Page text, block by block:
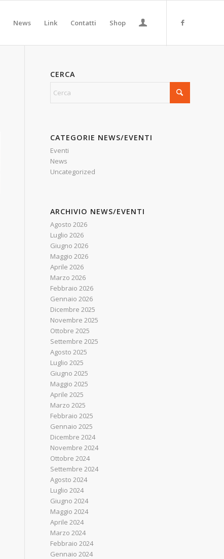
News Link Contatti Shop
CERCA
CATEGORIE NEWS/EVENTI
Eventi
News
Uncategorized
ARCHIVIO NEWS/EVENTI
Agosto 2026
Luglio 2026
Giugno 2026
Maggio 2026
Aprile 2026
Marzo 2026
Febbraio 2026
Gennaio 2026
Dicembre 2025
Novembre 2025
Ottobre 2025
Settembre 2025
Agosto 2025
Luglio 2025
Giugno 2025
Maggio 2025
Aprile 2025
Marzo 2025
Febbraio 2025
Gennaio 2025
Dicembre 2024
Novembre 2024
Ottobre 2024
Settembre 2024
Agosto 2024
Luglio 2024
Giugno 2024
Maggio 2024
Aprile 2024
Marzo 2024
Febbraio 2024
Gennaio 2024